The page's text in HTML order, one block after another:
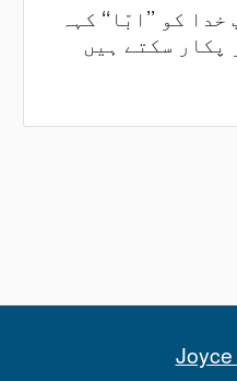
خدا کو ’’ابّا‘‘ کہہ
پکار سکتے ہیں